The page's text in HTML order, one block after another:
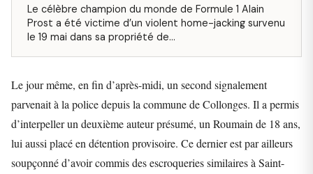
Le célèbre champion du monde de Formule 1 Alain
Prost a été victime d’un violent home-jacking survenu
le 19 mai dans sa propriété de…
Le jour même, en fin d’après-midi, un second signalement
parvenait à la police depuis la commune de Collonges. Il a permis
d’interpeller un deuxième auteur présumé, un Roumain de 18 ans,
lui aussi placé en détention provisoire. Ce dernier est par ailleurs
soupçonné d’avoir commis des escroqueries similaires à Saint-